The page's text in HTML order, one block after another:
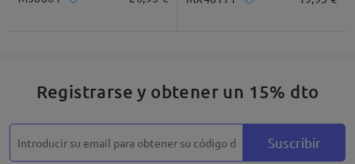
Registrarse y obtener un 15% dto
Suscribir